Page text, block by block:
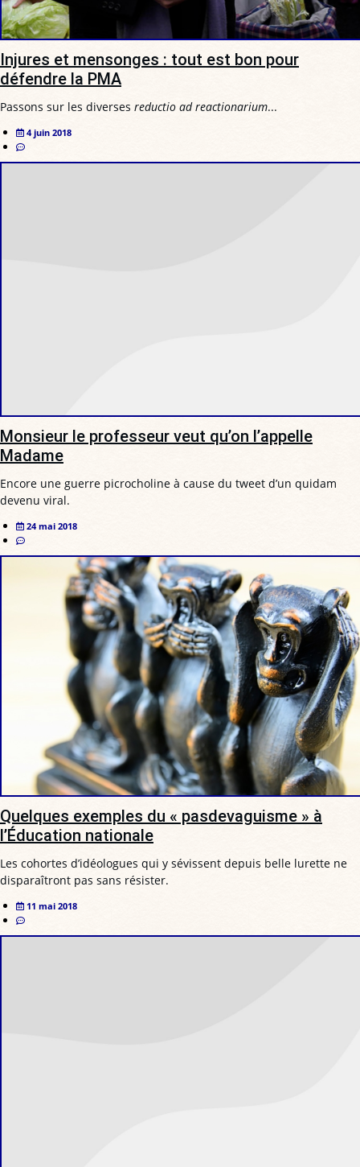
Injures et mensonges : tout est bon pour
défendre la PMA
Passons sur les diverses reductio ad reactionarium...
4 juin 2018
Monsieur le professeur veut qu’on l’appelle
Madame
Encore une guerre picrocholine à cause du tweet d’un quidam
devenu viral.
24 mai 2018
Quelques exemples du « pasdevaguisme » à
l’Éducation nationale
Les cohortes d’idéologues qui y sévissent depuis belle lurette ne
disparaîtront pas sans résister.
11 mai 2018